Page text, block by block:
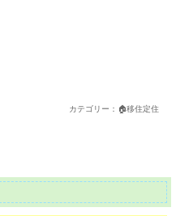
カテゴリー：🏠移住定住